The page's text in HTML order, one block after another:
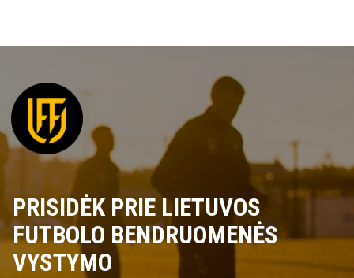
PRISIDĖK PRIE LIETUVOS
FUTBOLO BENDRUOMENĖS
VYSTYMO